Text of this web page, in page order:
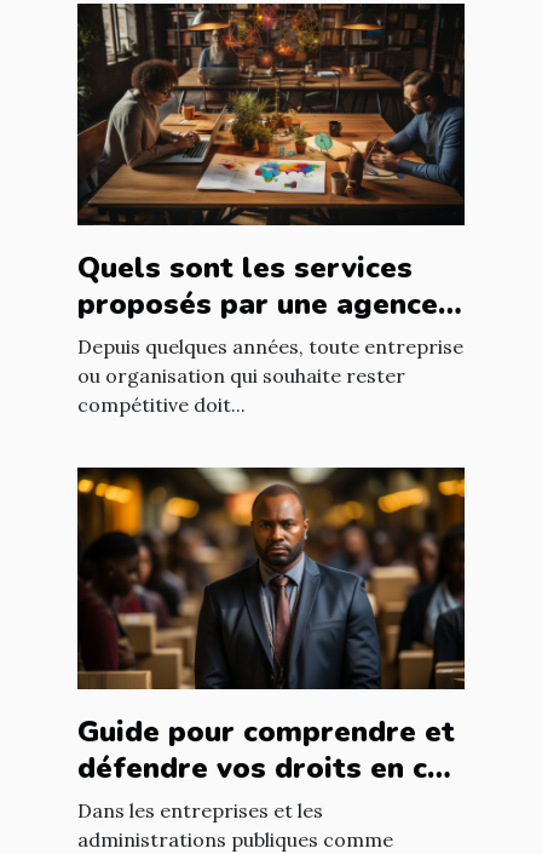
Quels sont les services
proposés par une agence
web ?
Depuis quelques années, toute entreprise
ou organisation qui souhaite rester
compétitive doit...
Guide pour comprendre et
défendre vos droits en cas
de licenciement abusif
Dans les entreprises et les
administrations publiques comme